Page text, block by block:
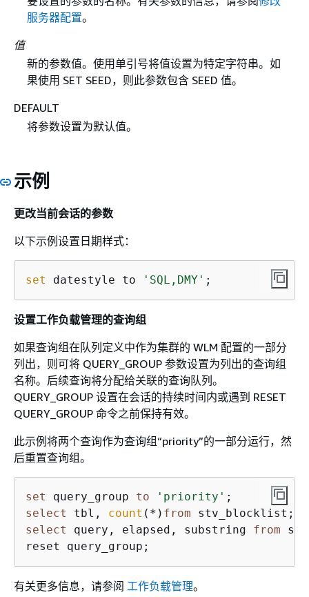
服务器配置。
值
新的参数值。使用单引号将值设置为特定字符串。如
果使用 SET SEED，则此参数包含 SEED 值。
DEFAULT
将参数设置为默认值。
示例
更改当前会话的参数
以下示例设置日期样式：
set datestyle to 'SQL,DMY' ;
设置工作负载管理的查询组
如果查询组在队列定义中作为集群的 WLM 配置的一部分
列出，则可将 QUERY_GROUP 参数设置为列出的查询组
名称。后续查询将分配给关联的查询队列。
QUERY_GROUP 设置在会话的持续时间内或遇到 RESET
QUERY_GROUP 命令之前保持有效。
此示例将两个查询作为查询组“priority”的一部分运行，然
后重置查询组。
set query_group to 'priority'
select
tbl, count ( * ) from
select
query, elapsed, substring from
有关更多信息，请参阅 工作负载管理。